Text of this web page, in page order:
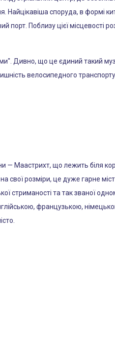
Найцікавіша споруда, в формі
Поблизу цієї місцевості
Дивно, що це єдиний такий
велосипедного
— Маастрихт, що лежить біля
розміри, це дуже гарне
стриманості та так званої
французькою,